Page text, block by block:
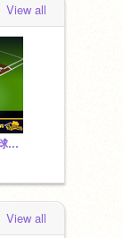
of野
View all
BASEBALL NEO | 野球 v34.3
View all